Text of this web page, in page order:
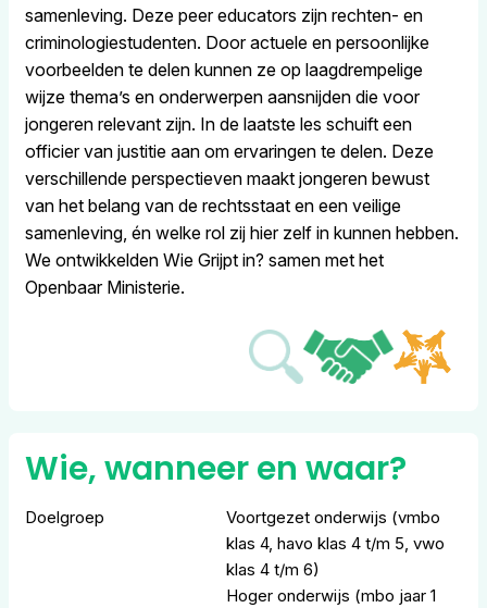
samenleving. Deze peer educators zijn rechten- en
criminologiestudenten. Door actuele en persoonlijke
voorbeelden te delen kunnen ze op laagdrempelige
wijze thema’s en onderwerpen aansnijden die voor
jongeren relevant zijn. In de laatste les schuift een
officier van justitie aan om ervaringen te delen. Deze
verschillende perspectieven maakt jongeren bewust
van het belang van de rechtsstaat en een veilige
samenleving, én welke rol zij hier zelf in kunnen hebben.
We ontwikkelden Wie Grijpt in? samen met het
Openbaar Ministerie.
Wie, wanneer en waar?
Doelgroep
Voortgezet onderwijs (vmbo
klas 4, havo klas 4 t/m 5, vwo
klas 4 t/m 6)
Hoger onderwijs (mbo jaar 1